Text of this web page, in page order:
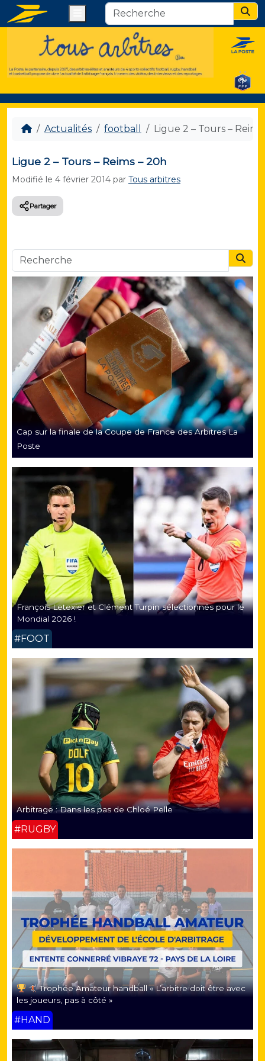
Actualités football Ligue 2 – Tours –
Ligue 2 – Tours – Reims – 20h
Modifié le 4 février 2014 par Tous arbitres
Partager
Cap sur la finale de la Coupe de France des Arbitres La
Poste
François Letexier et Clément Turpin sélectionnés pour le
Mondial 2026 !
#FOOT
Arbitrage : Dans les pas de Chloé Pelle
#RUGBY
Trophée Amateur handball « L’arbitre doit être avec
les joueurs, pas à côté »
#HAND